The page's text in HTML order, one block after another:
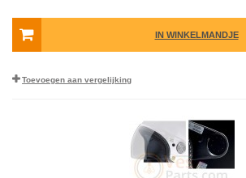
IN WINKELMANDJE
Toevoegen aan vergelijking